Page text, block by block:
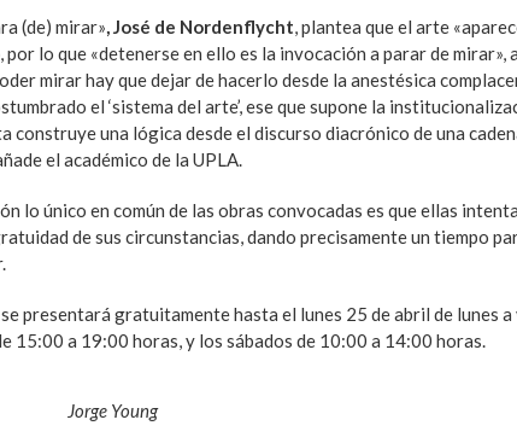
(de) mirar» , José de Nordenflycht , plantea que el arte
por lo que «detenerse en ello es la invocación a parar de mirar»,
mirar hay que dejar de hacerlo desde la anestésica
el ‘sistema del arte’, ese que supone la
construye una lógica desde el discurso diacrónico de una
el académico de la UPLA.
lo único en común de las obras convocadas es que ellas
de sus circunstancias, dando precisamente un tiempo
presentará gratuitamente hasta el lunes 25 de abril de lunes a
15:00 a 19:00 horas, y los sábados de 10:00 a 14:00 horas.
Jorge Young